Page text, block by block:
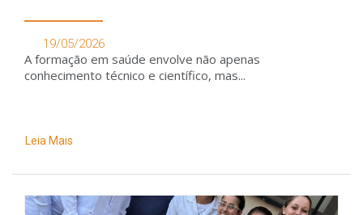
19/05/2026
A formação em saúde envolve não apenas
conhecimento técnico e científico, mas...
Leia Mais